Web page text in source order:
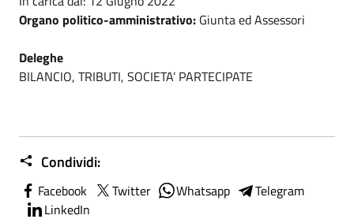
Organo politico-amministrativo: Giunta ed Assessori
Deleghe
BILANCIO, TRIBUTI, SOCIETA’ PARTECIPATE
Condividi:
Facebook Twitter Whatsapp
Telegram
LinkedIn